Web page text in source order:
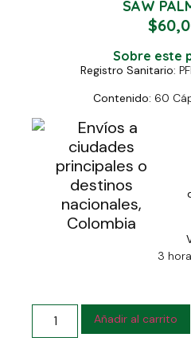
SAW
$
Sobre este
Registro Sanitario:
Contenido: 60
3
Añadir al carrito